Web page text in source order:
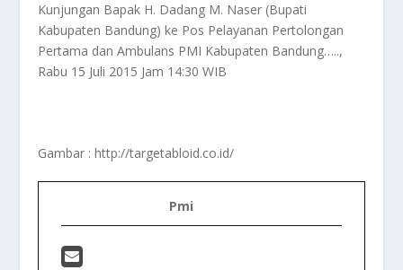
Kunjungan Bapak H. Dadang M. Naser (Bupati
Kabupaten Bandung) ke Pos Pelayanan Pertolongan
Pertama dan Ambulans PMI Kabupaten Bandung…..,
Rabu 15 Juli 2015 Jam 14:30 WIB
Gambar : http://targetabloid.co.id/
Pmi